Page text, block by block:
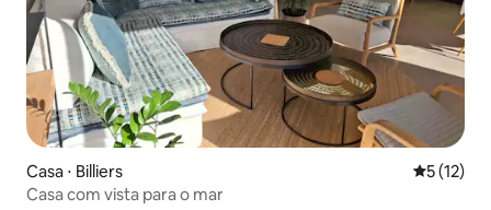
Casa ⋅ Billiers 5 de uma
5 (12)
Casa com vista para o mar